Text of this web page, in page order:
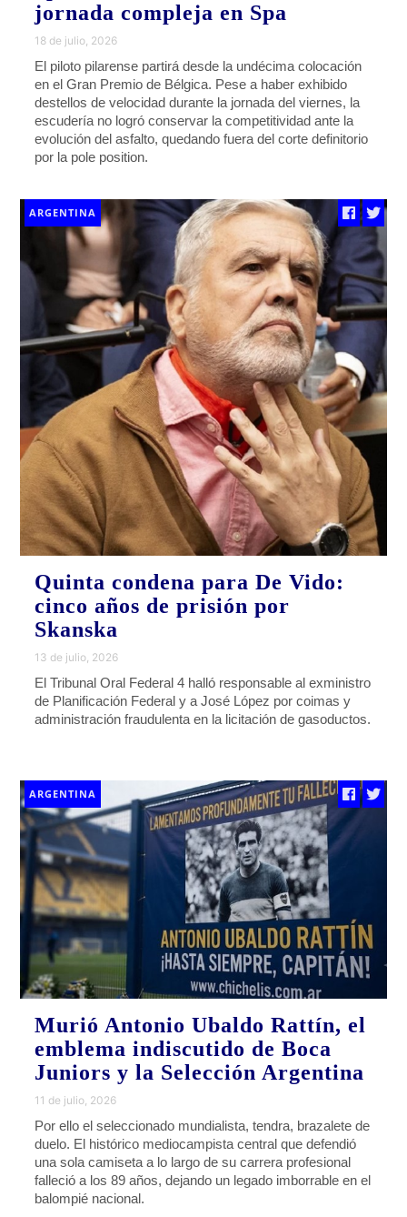
jornada compleja en Spa
18 de julio, 2026
El piloto pilarense partirá desde la undécima colocación
en el Gran Premio de Bélgica. Pese a haber exhibido
destellos de velocidad durante la jornada del viernes, la
escudería no logró conservar la competitividad ante la
evolución del asfalto, quedando fuera del corte definitorio
por la pole position.
ARGENTINA
Quinta condena para De Vido:
cinco años de prisión por
Skanska
13 de julio, 2026
El Tribunal Oral Federal 4 halló responsable al exministro
de Planificación Federal y a José López por coimas y
administración fraudulenta en la licitación de gasoductos.
ARGENTINA
Murió Antonio Ubaldo Rattín, el
emblema indiscutido de Boca
Juniors y la Selección Argentina
11 de julio, 2026
Por ello el seleccionado mundialista, tendra, brazalete de
duelo. El histórico mediocampista central que defendió
una sola camiseta a lo largo de su carrera profesional
falleció a los 89 años, dejando un legado imborrable en el
balompié nacional.